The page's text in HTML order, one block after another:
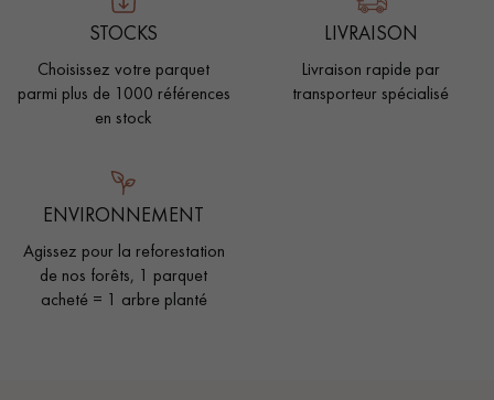
STOCKS
Choisissez votre parquet
parmi plus de 1000 références
en stock
LIVRAISON
Livraison rapide par
transporteur spécialisé
ENVIRONNEMENT
Agissez pour la reforestation
de nos forêts, 1 parquet
acheté = 1 arbre planté